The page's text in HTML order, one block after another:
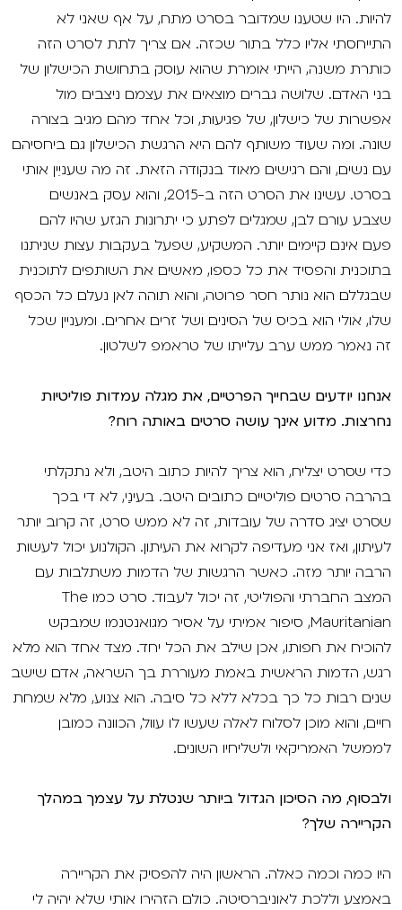
להיות. היו שטענו שמדובר בסרט מתח, על אף שאני לא
התייחסתי אליו כלל בתור שכזה. אם צריך לתת לסרט הזה
כותרת משנה, הייתי אומרת שהוא עוסק בתחושת הכישלון של
בני האדם. שלושה גברים מוצאים את עצמם ניצבים מול
אפשרות של כישלון, של פגיעוּת, וכל אחד מהם מגיב בצורה
שונה. ומה שעוד משותף להם היא הרגשת הכישלון גם ביחסיהם
עם נשים, והם רגישים מאוד בנקודה הזאת. זה מה שעניֵין אותי
בסרט. עשינו את הסרט הזה ב-2015, והוא עסק באנשים
שצבע עורם לבן, שמגלים לפתע כי יתרונות הגזע שהיו להם
פעם אינם קיימים יותר. המשקיע, שפעל בעקבות עצות שניתנו
בתוכנית והפסיד את כל כספו, מאשים את השותפים לתוכנית
שבגללם הוא נותר חסר פרוטה, והוא תוהה לאן נעלם כל הכסף
שלו, אולי הוא בכיס של הסינים ושל זרים אחרים. ומעניין שכל
זה נאמר ממש ערב עלייתו של טראמפ לשלטון.
אנחנו יודעים שבחייך הפרטיים, את מגלה עמדות פוליטיות
נחרצות. מדוע אינך עושה סרטים באותה רוח?
כדי שסרט יצליח, הוא צריך להיות כתוב היטב, ולא נתקלתי
בהרבה סרטים פוליטיים כתובים היטב. בעינַי, לא די בכך
שסרט יציג סדרה של עובדות, זה לא ממש סרט, זה קרוב יותר
לעיתון, ואז אני מעדיפה לקרוא את העיתון. הקולנוע יכול לעשות
הרבה יותר מזה. כאשר הרגשות של הדמות משתלבות עם
המצב החברתי והפוליטי, זה יכול לעבוד. סרט כמו The
Mauritanian, סיפור אמיתי על אסיר מגואנטנמו שמבקש
להוכיח את חפותו, אכן שילב את הכל יחד. מצד אחד הוא מלא
רגש, הדמות הראשית באמת מעוררת בך השראה, אדם שישב
שנים רבות כל כך בכלא ללא כל סיבה. הוא צנוע, מלא שמחת
חיים, והוא מוכן לסלוח לאלה שעשו לו עוול, הכוונה כמובן
לממשל האמריקאי ולשליחיו השונים.
ולבסוף, מה הסיכון הגדול ביותר שנטלת על עצמך במהלך
הקריירה שלך?
היו כמה וכמה כאלה. הראשון היה להפסיק את הקריירה
באמצע וללכת לאוניברסיטה. כולם הזהירו אותי שלא יהיה לי